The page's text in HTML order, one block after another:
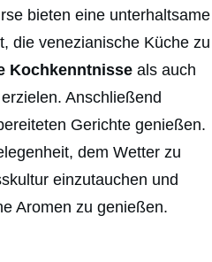
bieten eine unterhaltsame
die venezianische Küche zu
Kochkenntnisse als auch
Anschließend
Gerichte genießen.
dem Wetter zu
einzutauchen und
Aromen zu genießen.